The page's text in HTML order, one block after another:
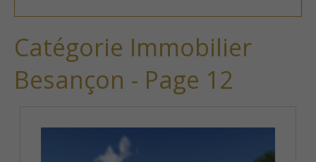
Catégorie Immobilier
Besançon - Page 12